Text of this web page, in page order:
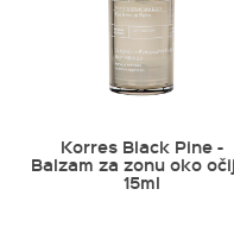
Korres Black Pine -
Balzam za zonu oko
15ml